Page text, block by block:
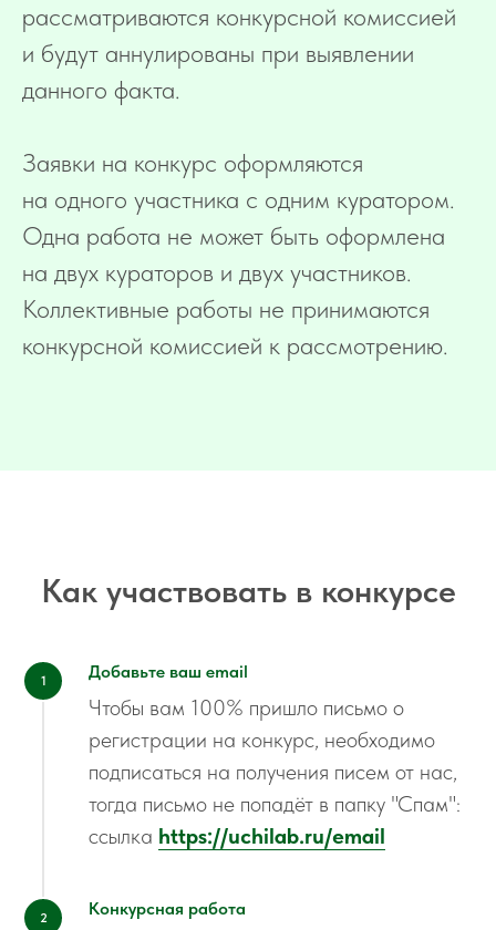
рассматриваются конкурсной комиссией
и будут аннулированы при выявлении
данного факта.
Заявки на конкурс оформляются
на одного участника с одним куратором.
Одна работа не может быть оформлена
на двух кураторов и двух участников.
Коллективные работы не принимаются
конкурсной комиссией к рассмотрению.
Как участвовать в конкурсе
Добавьте ваш email
Чтобы вам 100% пришло письмо о
регистрации на конкурс, необходимо
подписаться на получения писем от нас,
тогда письмо не попадёт в папку "Спам":
ссылка https://uchilab.ru/email
Конкурсная работа